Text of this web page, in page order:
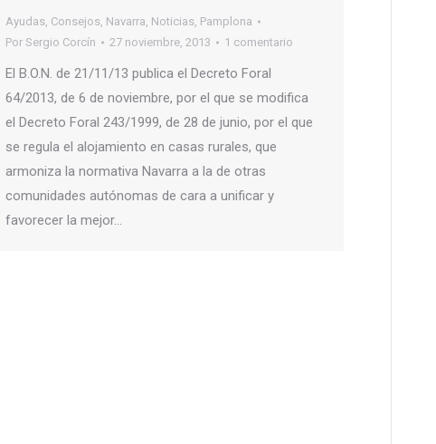
Ayudas, Consejos, Navarra, Noticias, Pamplona
Por Sergio Corcín 27 noviembre, 2013 1 comentario
El B.O.N. de 21/11/13 publica el Decreto Foral
64/2013, de 6 de noviembre, por el que se modifica
el Decreto Foral 243/1999, de 28 de junio, por el que
se regula el alojamiento en casas rurales, que
armoniza la normativa Navarra a la de otras
comunidades autónomas de cara a unificar y
favorecer la mejor…